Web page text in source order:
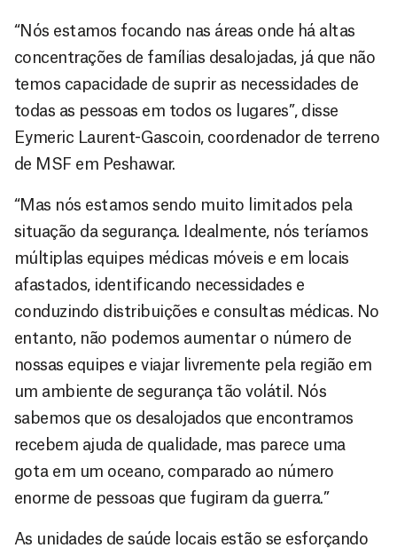
“Nós estamos focando nas áreas onde há altas
concentrações de famílias desalojadas, já que não
temos capacidade de suprir as necessidades de
todas as pessoas em todos os lugares”, disse
Eymeric Laurent-Gascoin, coordenador de terreno
de MSF em Peshawar.
“Mas nós estamos sendo muito limitados pela
situação da segurança. Idealmente, nós teríamos
múltiplas equipes médicas móveis e em locais
afastados, identificando necessidades e
conduzindo distribuições e consultas médicas. No
entanto, não podemos aumentar o número de
nossas equipes e viajar livremente pela região em
um ambiente de segurança tão volátil. Nós
sabemos que os desalojados que encontramos
recebem ajuda de qualidade, mas parece uma
gota em um oceano, comparado ao número
enorme de pessoas que fugiram da guerra.”
As unidades de saúde locais estão se esforçando